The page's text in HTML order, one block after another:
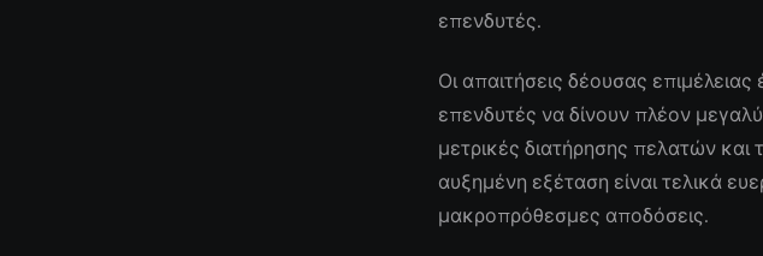
επενδυτές.
Οι απαιτήσεις δέουσας
επενδυτές να δίνουν πλέον
μετρικές διατήρησης πελατών και
αυξημένη εξέταση είναι τελικά
μακροπρόθεσμες αποδόσεις.